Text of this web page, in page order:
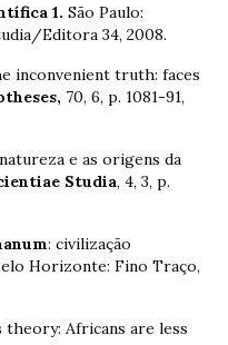
1. São Paulo:
Editora 34, 2008.
inconvenient truth: faces
70, 6, p. 1081-91,
e as origens da
Studia, 4, 3, p.
: civilização
Horizonte: Fino Traço,
theory: Africans are less